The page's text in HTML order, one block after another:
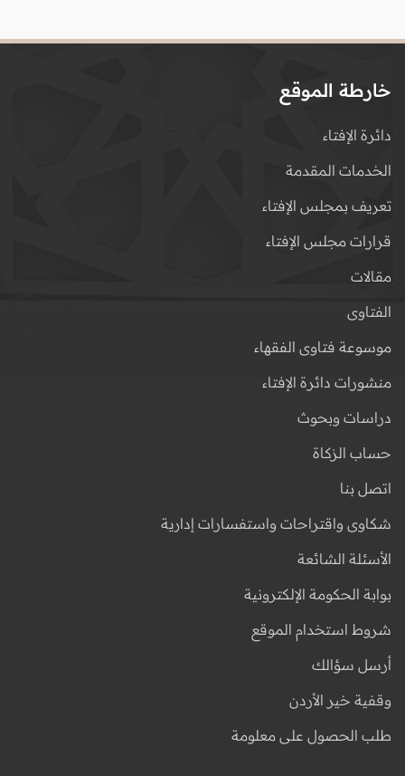
خارطة الموقع
دائرة الإفتاء
الخدمات المقدمة
تعريف بمجلس الإفتاء
قرارات مجلس الإفتاء
مقالات
الفتاوى
موسوعة فتاوى الفقهاء
منشورات دائرة الإفتاء
دراسات وبحوث
حساب الزكاة
اتصل بنا
شكاوى واقتراحات واستفسارات إدارية
الأسئلة الشائعة
بوابة الحكومة الإلكترونية
شروط استخدام الموقع
أرسل سؤالك
وقفية خير الأردن
طلب الحصول على معلومة